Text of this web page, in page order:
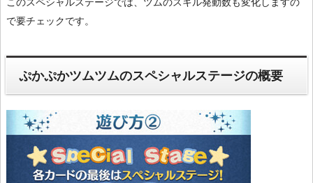
で要チェックです。
ぷかぷかツムツムのスペシャルステージの概要